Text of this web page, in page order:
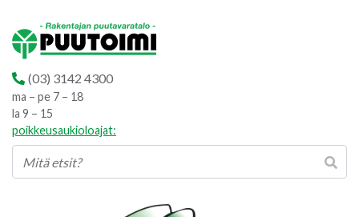
(03) 3142 4300
ma – pe 7 – 18
la 9 – 15
poikkeusaukioloajat: